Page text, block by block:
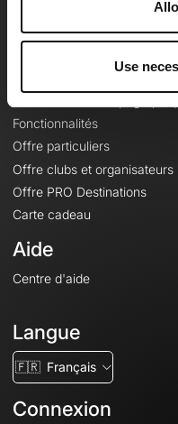
Use
Le Mag'
Fonctionnalités
Offre particuliers
Offre clubs et organisateurs
Offre PRO Destinations
Carte cadeau
Aide
Centre d'aide
Langue
🇫🇷 Français
Connexion